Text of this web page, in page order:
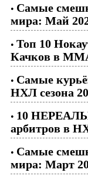
• Самые
мира: Май
• Топ 10
Качков в
• Самые
НХЛ сезона
• 10
арбитров в
• Самые
мира: Март